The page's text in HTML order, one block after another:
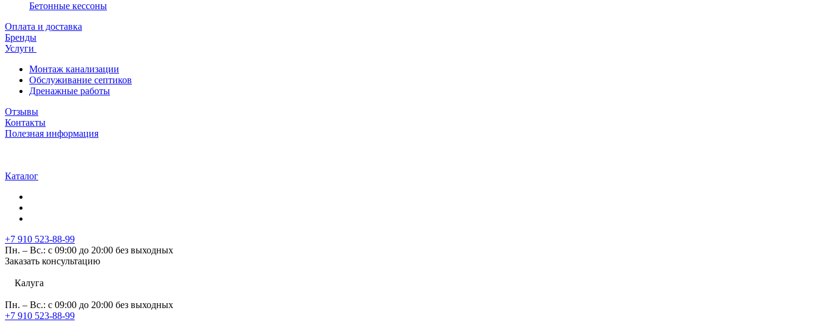
Бетонные кессоны
Оплата и доставка
Бренды
Услуги
Монтаж канализации
Обслуживание септиков
Дренажные работы
Отзывы
Контакты
Полезная информация
Каталог
+7 910 523-88-99
Пн. – Вс.: с 09:00 до 20:00 без выходных
Заказать консультацию
Калуга
Пн. – Вс.: с 09:00 до 20:00 без выходных
+7 910 523-88-99